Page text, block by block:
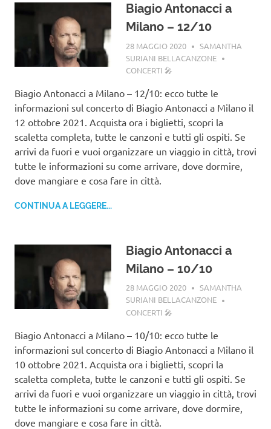
Biagio Antonacci a
Milano – 12/10
28 MAGGIO 2020
SAMANTHA
SURIANI BELLACANZONE
CONCERTI 🎤
Biagio Antonacci a Milano – 12/10: ecco tutte le
informazioni sul concerto di Biagio Antonacci a Milano il
12 ottobre 2021. Acquista ora i biglietti, scopri la
scaletta completa, tutte le canzoni e tutti gli ospiti. Se
arrivi da fuori e vuoi organizzare un viaggio in città, trovi
tutte le informazioni su come arrivare, dove dormire,
dove mangiare e cosa fare in città.
CONTINUA A LEGGERE...
Biagio Antonacci a
Milano – 10/10
28 MAGGIO 2020
SAMANTHA
SURIANI BELLACANZONE
CONCERTI 🎤
Biagio Antonacci a Milano – 10/10: ecco tutte le
informazioni sul concerto di Biagio Antonacci a Milano il
10 ottobre 2021. Acquista ora i biglietti, scopri la
scaletta completa, tutte le canzoni e tutti gli ospiti. Se
arrivi da fuori e vuoi organizzare un viaggio in città, trovi
tutte le informazioni su come arrivare, dove dormire,
dove mangiare e cosa fare in città.